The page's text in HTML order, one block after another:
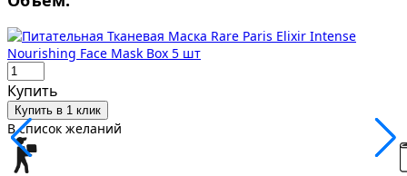
Купить
Купить в 1 клик
В список желаний